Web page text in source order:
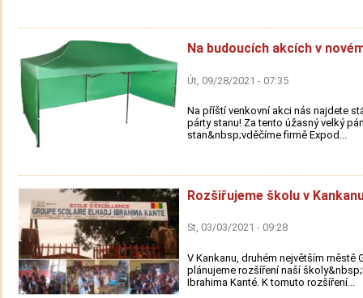
Na budoucích akcích v
Út, 09/28/2021 - 07:35
Na příští venkovní akci nás najdete
párty stanu! Za tento úžasný velký
stan&nbsp;vděčíme firmě Expod...
Rozšiřujeme školu v
St, 03/03/2021 - 09:28
V Kankanu, druhém největším městě
plánujeme rozšíření naší
Ibrahima Kanté. K tomuto rozšíření...